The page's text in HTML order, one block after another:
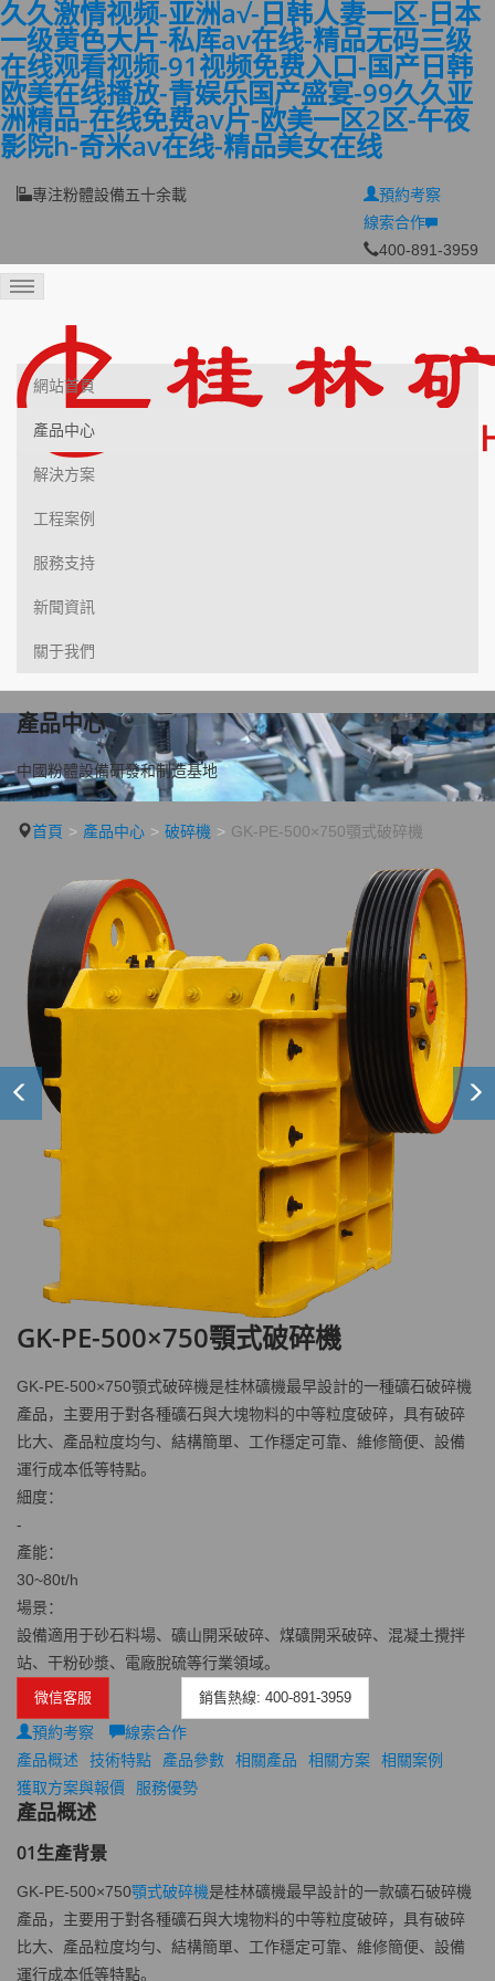
久久激情视频-亚洲a√-日韩人妻一区-日本
一级黄色大片-私库av在线-精品无码三级
在线观看视频-91视频免费入口-国产日韩
欧美在线播放-青娱乐国产盛宴-99久久亚
洲精品-在线免费av片-欧美一区2区-午夜
影院h-奇米av在线-精品美女在线
專注粉體設備五十余載
預約考察
線索合作
400-891-3959
網站首頁
產品中心
解決方案
工程案例
服務支持
新聞資訊
關于我們
產品中心
中國粉體設備研發和制造基地
首頁 產品中心 破碎機 GK-PE-500×750顎式破碎機
Previous
GK-PE-500×750顎式破碎機
GK-PE-500×750顎式破碎機是桂林礦機最早設計的一種礦石破碎機
產品，主要用于對各種礦石與大塊物料的中等粒度破碎，具有破碎
比大、產品粒度均勻、結構簡單、工作穩定可靠、維修簡便、設備
運行成本低等特點。
細度：
-
產能：
30~80t/h
場景：
設備適用于砂石料場、礦山開采破碎、煤礦開采破碎、混凝土攪拌
站、干粉砂漿、電廠脫硫等行業領域。
微信客服 銷售熱線: 400-891-3959
預約考察
線索合作
產品概述
技術特點 產品參數 相關產品 相關方案
相關案例
獲取方案與報價
服務優勢
產品概述
01生產背景
GK-PE-500×750顎式破碎機是桂林礦機最早設計的一款礦石破碎機
產品，主要用于對各種礦石與大塊物料的中等粒度破碎，具有破碎
比大、產品粒度均勻、結構簡單、工作穩定可靠、維修簡便、設備
運行成本低等特點。